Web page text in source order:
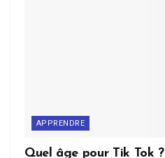
APPRENDRE
Quel âge pour Tik Tok ?